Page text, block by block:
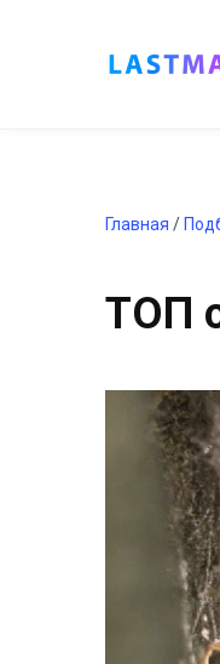
Главная /
ТОП